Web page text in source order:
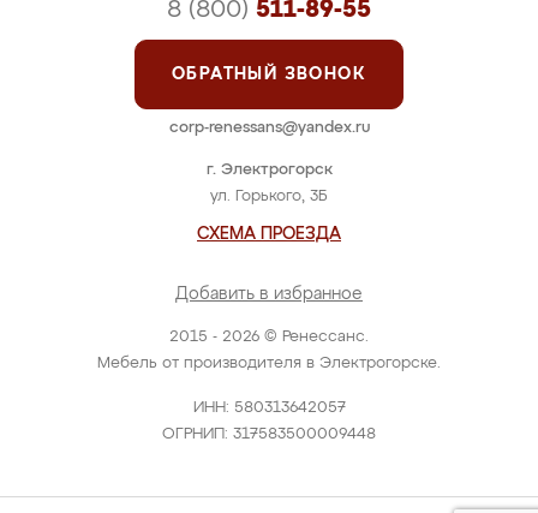
2015 - 2026 © Ренессанс.
Мебель от производителя в Электрогорске.
ИНН: 580313642057
ОГРНИП: 317583500009448
г. Электрогорск
ул. Горького, 3Б
СХЕМА ПРОЕЗДА
Добавить в избранное
8 (800) 511-89-55
ОБРАТНЫЙ ЗВОНОК
corp-renessans@yandex.ru